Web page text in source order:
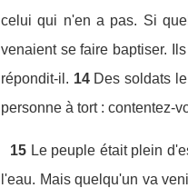
celui qui n'en a pas. Si
venaient se faire baptiser.
répondit-il. 14 Des soldats
personne à tort : contentez-
15 Le peuple était plein
l'eau. Mais quelqu'un va